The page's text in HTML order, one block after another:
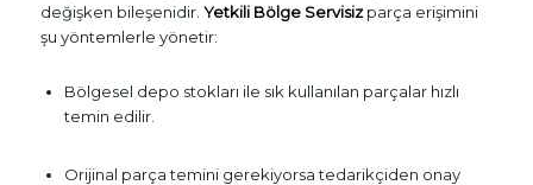
değişken bileşenidir. Yetkili Bölge Servisizparça erişimini
şu yöntemlerle yönetir:
Bölgesel depo stokları ile sık kullanılan parçalar hızlı
temin edilir.
Orijinal parça temini gerekiyorsa tedarikçiden onay